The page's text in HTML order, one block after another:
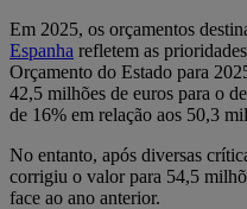
Em 2025, os orçamentos
Espanha refletem as
Orçamento do Estado para
42,5 milhões de euros para o
de 16% em relação aos 50,3
No entanto, após diversas
corrigiu o valor para 54,5
face ao ano anterior.